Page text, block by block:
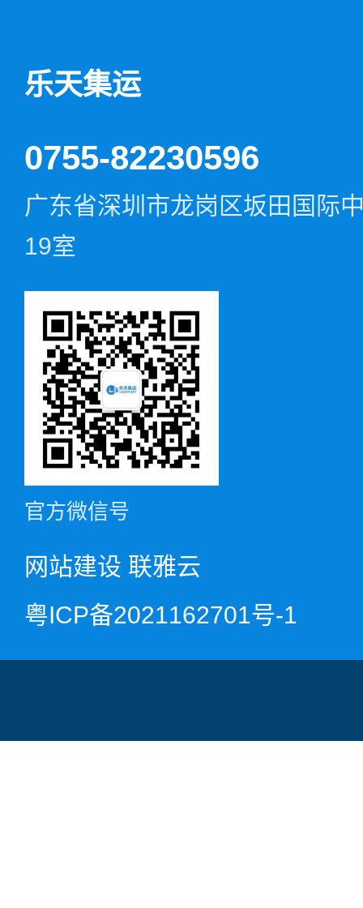
乐天集运
0755-82230596
广东省深圳市龙岗区坂田国际
19室
官方微信号
网站建设 联雅云
粤ICP备2021162701号-1